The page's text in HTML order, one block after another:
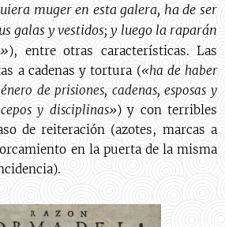
muger en esta galera, ha de ser
galas y vestidos; y luego la raparán
), entre otras características. Las
a cadenas y tortura («ha de haber
de prisiones, cadenas, esposas y
y disciplinas») y con terribles
de reiteración (azotes, marcas a
en la puerta de la misma